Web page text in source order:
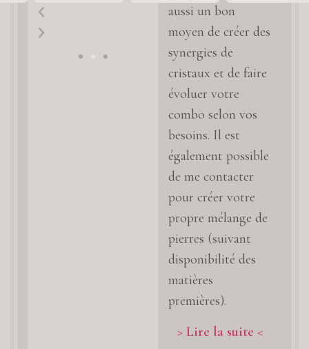
aussi un bon
moyen de créer des
synergies de
cristaux et de faire
évoluer votre
combo selon vos
besoins. Il est
également possible
de me contacter
pour créer votre
propre mélange de
pierres (suivant
disponibilité des
matières
premières).
> Lire la suite <